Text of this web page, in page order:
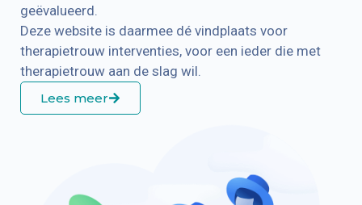
geëvalueerd.
Deze website is daarmee dé vindplaats voor
therapietrouw interventies, voor een ieder die met
therapietrouw aan de slag wil.
Lees meer